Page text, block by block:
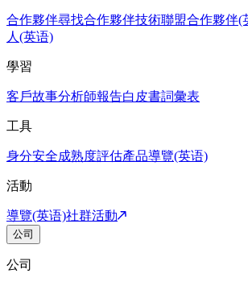
合作夥伴尋找合作夥伴技術聯盟合作夥伴(
人(英语)
學習
客戶故事分析師報告白皮書詞彙表
工具
身分安全成熟度評估產品導覽(英语)
活動
導覽(英语)社群活動
公司
公司